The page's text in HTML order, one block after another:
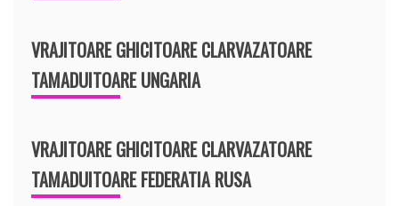
VRAJITOARE GHICITOARE CLARVAZATOARE
TAMADUITOARE UNGARIA
VRAJITOARE GHICITOARE CLARVAZATOARE
TAMADUITOARE FEDERATIA RUSA